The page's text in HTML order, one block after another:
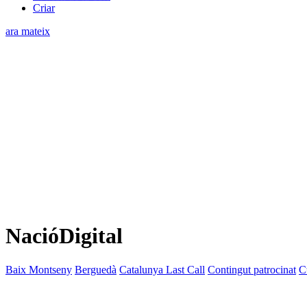
Criar
ara mateix
NacióDigital
Baix Montseny Berguedà Catalunya Last Call Contingut patrocinat